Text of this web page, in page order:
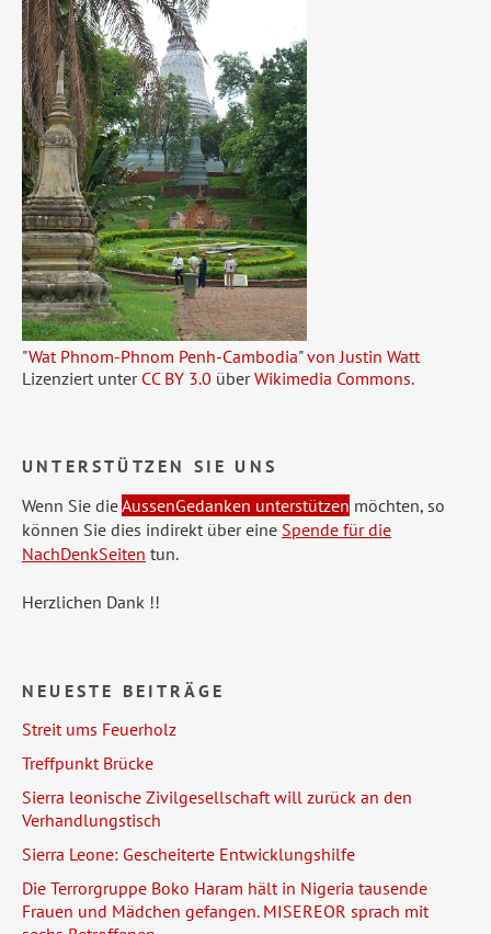
"Wat Phnom-Phnom Penh-Cambodia"von Justin Watt
Lizenziert unter CC BY 3.0 überWikimedia Commons.
UNTERSTÜTZEN SIE UNS
Wenn Sie dieAussenGedanken unterstützen möchten, so
können Sie dies indirekt über eine Spende für die
NachDenkSeiten tun.
Herzlichen Dank !!
NEUESTE BEITRÄGE
Streit ums Feuerholz
Treffpunkt Brücke
Sierra leonische Zivilgesellschaft will zurück an den
Verhandlungstisch
Sierra Leone: Gescheiterte Entwicklungshilfe
Die Terrorgruppe Boko Haram hält in Nigeria tausende
Frauen und Mädchen gefangen. MISEREOR sprach mit